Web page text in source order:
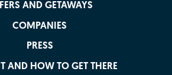
AND GETAWAYS
COMPANIES
PRESS
AND HOW TO GET THERE